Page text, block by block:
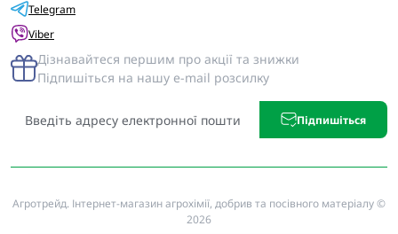
Telegram
Viber
Дізнавайтеся першим про акції та знижки
Підпишіться на нашу e-mail розсилку
Підпишіться
Агротрейд. Інтернет-магазин агрохімії, добрив та посівного матеріалу ©
2026